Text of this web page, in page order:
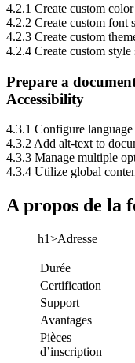
4.2.1 Create custom color
4.2.2 Create custom font
4.2.3 Create custom
4.2.4 Create custom style
Prepare a
Accessibility
4.3.1 Configure
4.3.2 Add alt-text to
4.3.3 Manage multiple
4.3.4 Utilize global
A propos de la
h1>Adresse
Durée
Certification
Support
Avantages
Pièces
d’inscription